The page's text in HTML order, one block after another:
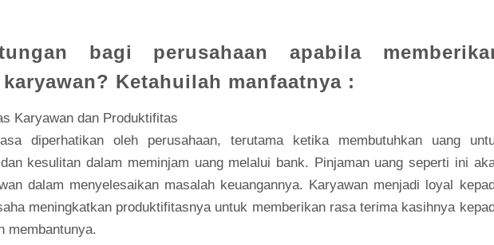
bagi perusahaan apabila
Ketahuilah manfaatnya :
Karyawan dan Produktifitas
diperhatikan oleh perusahaan, terutama ketika membutuhkan uang
kesulitan dalam meminjam uang melalui bank. Pinjaman uang seperti ini
dalam menyelesaikan masalah keuangannya. Karyawan menjadi loyal
meningkatkan produktifitasnya untuk memberikan rasa terima kasihnya
membantunya.